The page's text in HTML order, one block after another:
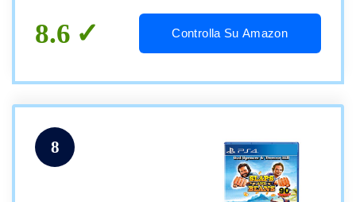
8.6 Controlla Su Amazon
8